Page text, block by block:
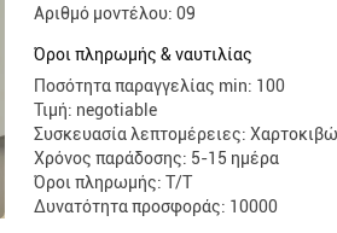
Αριθμό μοντέλου: 09
Όροι πληρωμής & ναυτιλίας
Ποσότητα παραγγελίας min: 100
Τιμή: negotiable
Συσκευασία λεπτομέρειες:
Χρόνος παράδοσης: 5-15 ημέρα
Όροι πληρωμής: T/T
Δυνατότητα προσφοράς: 10000